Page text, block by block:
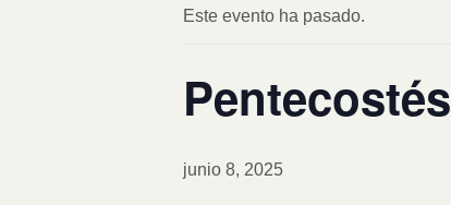
Este evento ha pasado.
Pentecostés
junio 8, 2025